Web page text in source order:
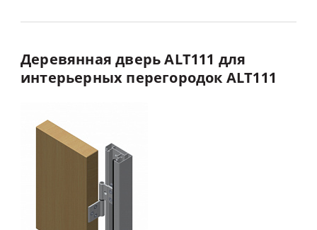
Деревянная дверьALT111 для
интерьерных перегородок ALT111